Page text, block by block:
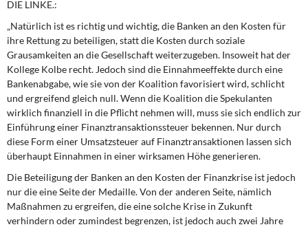
Eurokrise und Griechenland
DIE LINKE
Weitere Themen
Memo-Gruppe
Institut Solidarische Moderne
Rosa-Luxemburg-Stiftung
DIE LINKE.:
„Natürlich ist es richtig und wichtig, die Banken an den Kosten für
ihre Rettung zu beteiligen, statt die Kosten durch soziale
Grausamkeiten an die Gesellschaft weiterzugeben. Insoweit hat der
Kollege Kolbe recht. Jedoch sind die Einnahmeeffekte durch eine
Bankenabgabe, wie sie von der Koalition favorisiert wird, schlicht
und ergreifend gleich null. Wenn die Koalition die Spekulanten
wirklich finanziell in die Pflicht nehmen will, muss sie sich endlich zur
Einführung einer Finanztransaktionssteuer bekennen. Nur durch
diese Form einer Umsatzsteuer auf Finanztransaktionen lassen sich
überhaupt Einnahmen in einer wirksamen Höhe generieren.
Die Beteiligung der Banken an den Kosten der Finanzkrise ist jedoch
nur die eine Seite der Medaille. Von der anderen Seite, nämlich
Maßnahmen zu ergreifen, die eine solche Krise in Zukunft
verhindern oder zumindest begrenzen, ist jedoch auch zwei Jahre